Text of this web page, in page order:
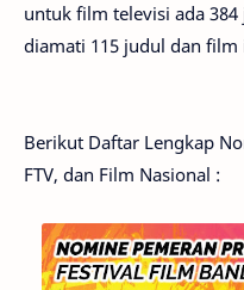
untuk film televisi ada
diamati 115 judul dan
Berikut Daftar Lengkap
FTV, dan Film Nasional :